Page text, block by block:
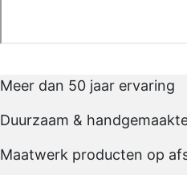
Meer dan 50 jaar ervaring
Duurzaam &
Maatwerk producten op